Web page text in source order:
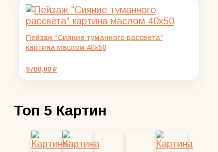
3000,00 ₽.
Пейзаж “Сияние туманного рассвета”
картина маслом 40х50
9700,00 ₽
Топ 5 Картин